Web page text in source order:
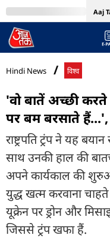
Aaj
MumbaiTak
Hindi News विश्व
'वो बातें अच्छी
पर बम बरसाते हैं...',
राष्ट्रपति ट्रंप ने यह
साथ उनकी हाल की
अपने कार्यकाल की
युद्ध खत्म करवाना
यूक्रेन पर ड्रोन और
जिससे ट्रंप खफा हैं.